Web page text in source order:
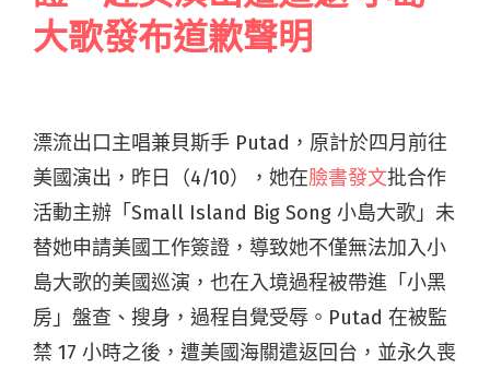
大歌發布道歉聲明
漂流出口主唱兼貝斯手 Putad，原計於四月前往
美國演出，昨日（4/10），她在臉書發文批合作
活動主辦「Small Island Big Song 小島大歌」未
替她申請美國工作簽證，導致她不僅無法加入小
島大歌的美國巡演，也在入境過程被帶進「小黑
房」盤查、搜身，過程自覺受辱。Putad 在被監
禁 17 小時之後，遭美國海關遣返回台，並永久喪